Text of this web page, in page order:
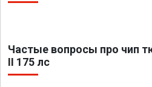
Частые вопросы про чип
II 175 лс